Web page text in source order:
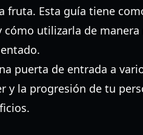
fruta. Esta guía tiene
utilizarla de
puerta de entrada a
la progresión de tu